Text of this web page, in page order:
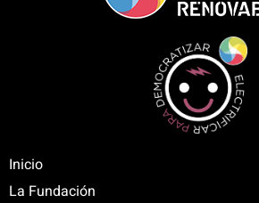
Inicio
La Fundación